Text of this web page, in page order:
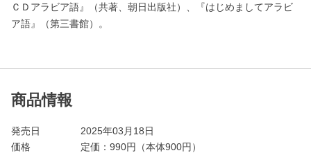
ＣＤアラビア語』（共著、朝日出版社）、『はじめましてアラビ
ア語』（第三書館）。
商品情報
発売日
2025年03月18日
価格
定価： 990円（本体900円）